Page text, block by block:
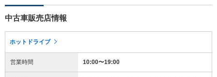
中古車販売店情報
ホットドライブ
営業時間 10:00〜19:00